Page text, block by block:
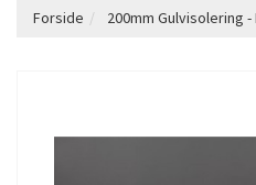
Forside 200mm Gulvisolering